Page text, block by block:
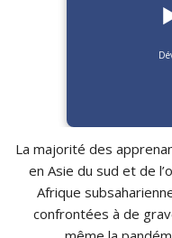
La majorité des
en Asie du sud et de
Afrique
confrontées à de